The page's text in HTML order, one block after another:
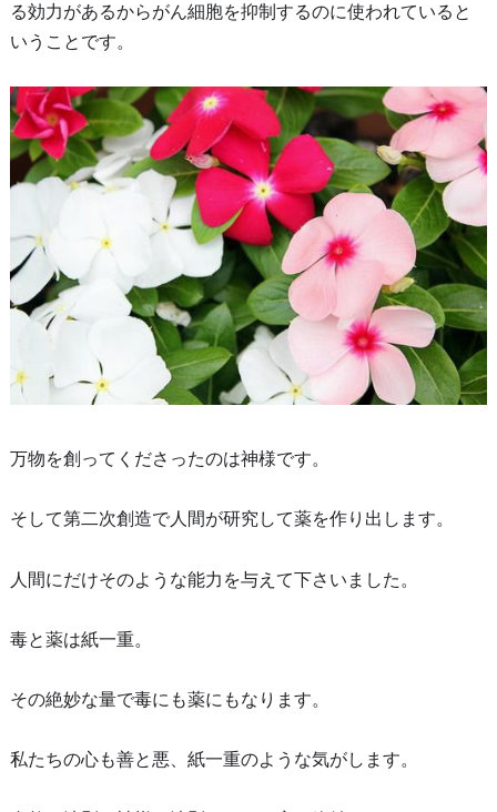
る効力があるからがん細胞を抑制するのに使われていると
いうことです。
万物を創ってくださったのは神様です。
そして第二次創造で人間が研究して薬を作り出します。
人間にだけそのような能力を与えて下さいました。
毒と薬は紙一重。
その絶妙な量で毒にも薬にもなります。
私たちの心も善と悪、紙一重のような気がします。